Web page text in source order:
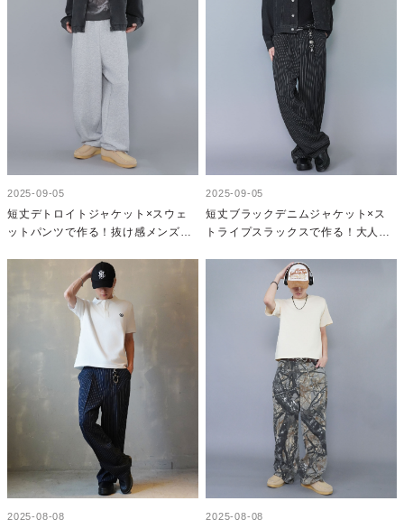
2025-09-05
短丈デトロイトジャケット×スウェ
ットパンツで作る！抜け感メンズ秋
2025-09-05
短丈ブラックデニムジャケット×ス
トライプスラックスで作る！大人モ
2025-08-08 2025-08-08